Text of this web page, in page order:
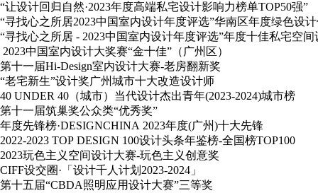
“让设计回归自然·2023年度高端私宅设计影响力榜单TOP50强”
“寻找心之所居2023中国室内设计年度评选”华南区年度绿色设
“寻找心之所居 - 2023中国室内设计年度评选”年度十佳私宅空间
2023中国室内设计大奖赛“金十佳”（广州区）
第十一届Hi-Design室内设计大赛-老房翻新奖
“老宅新生”设计奖广州城市十大改造设计师
40 UNDER 40（城市）当代设计杰出青年(2023-2024)城市榜
第十一届筑巢奖公众类“优秀奖”
年度先锋榜·DESIGNCHINA 2023年度(广州)十大先锋
2022-2023 TOP DESIGN 100设计头条年鉴榜-全国榜TOP100
2023玩色主义空间设计大赛-玩色主义创意奖
CIFF设交圈·「设计千人计划2023-2024」
第十五届“CBDA照明应用设计大赛”三等奖